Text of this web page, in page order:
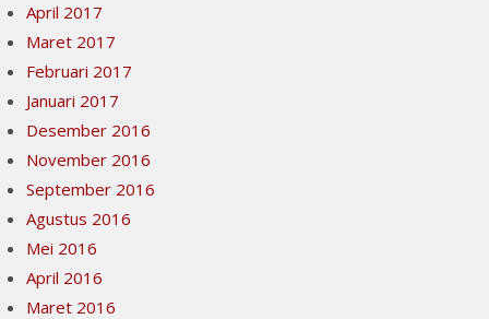
April 2017
Maret 2017
Februari 2017
Januari 2017
Desember 2016
November 2016
September 2016
Agustus 2016
Mei 2016
April 2016
Maret 2016